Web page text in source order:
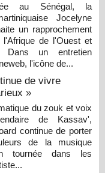
au Sénégal, la
Jocelyne
un rapprochement
l'Afrique de l'Ouest et
Dans un entretien
l'icône de...
de vivre
»
du zouk et voix
de Kassav',
continue de porter
de la musique
tournée dans les